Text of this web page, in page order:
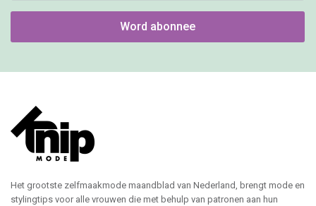
Word abonnee
Het grootste zelfmaakmode maandblad van Nederland, brengt mode en
stylingtips voor alle vrouwen die met behulp van patronen aan hun